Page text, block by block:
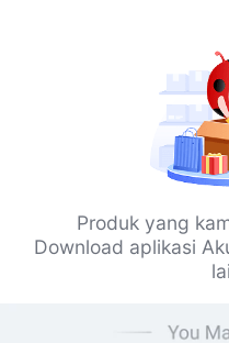
Produk yang
Download aplikasi